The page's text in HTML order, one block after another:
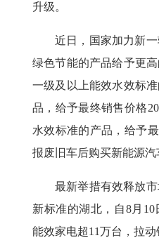
升级。
近日，国家加力新
绿色节能的产品给予更
一级及以上能效水效标
品，给予最终销售价格
水效标准的产品，给予
报废旧车后购买新能源汽
最新举措有效释放
新标准的湖北，自8月
能效家电超11万台，拉动